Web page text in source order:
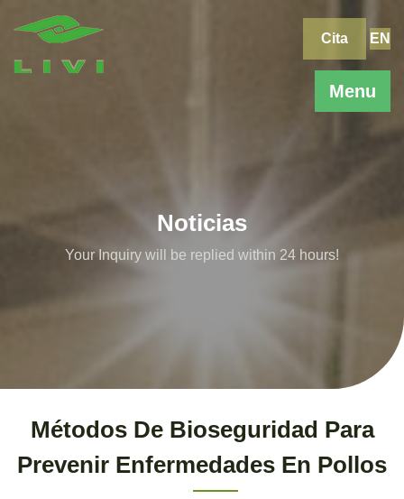
Menu
Cita EN
Noticias
Your Inquiry will be replied within 24 hours!
Métodos De Bioseguridad Para
Prevenir Enfermedades En Pollos